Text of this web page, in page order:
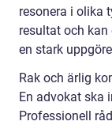
resonera i olika
resultat och
en stark
Rak och ärlig
En advokat ska
Professionell